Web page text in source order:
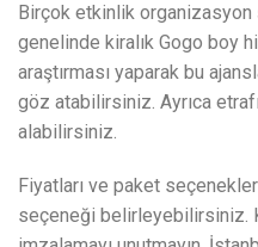
Birçok etkinlik organizasyon
genelinde kiralık Gogo boy
araştırması yaparak bu
göz atabilirsiniz. Ayrıca
alabilirsiniz.
Fiyatları ve paket
seçeneği belirleyebilirsiniz.